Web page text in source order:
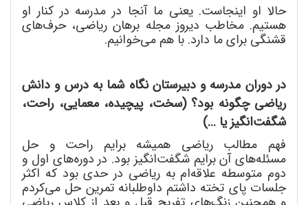
حالا او اینجاست. یعنی ما آنجا در مدرسه در کنار او
هستیم. مخاطب دیروز مجله برهان ریاضی، حرفهای
قشنگی برای ما دارد. با هم میخوانیم.
در دوران مدرسه و دبیرستان نگاه شما به درس و دانش
ریاضی چگونه بود؟ (سخت، پیچیده، معمایی، راحت،
شگفتانگیز یا ...)
فهم مطالب ریاضی همیشه برایم راحت و حل
مسئلههای آن برایم شگفتانگیز بود. در دورههای اول و
دوم متوسطه علاقهام به ریاضی در حدی بود که اکثر
جلسات پای تخته داشتم داوطلبانه تمرین حل میکردم